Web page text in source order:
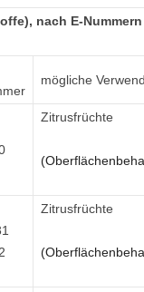
nach E-Nummern
mögliche
Zitrusfrüchte
Zitrusfrüchte